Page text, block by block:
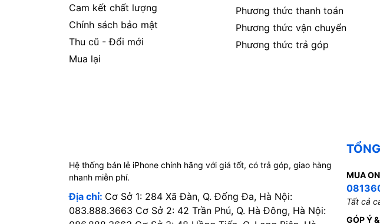
Cam kết chất lượng
Chính sách bảo mật
Thu cũ - Đổi mới
Mua lại
Phương thức thanh toán
Phương thức vận chuyển
Phương thức trả góp
Hệ thống bán lẻ iPhone chính hãng với giá tốt, có trả góp, giao hàng
nhanh miễn phí.
Địa chỉ: Cơ Sở 1: 284 Xã Đàn, Q. Đống Đa, Hà Nội:
083.888.3663 Cơ Sở 2: 42 Trần Phú, Q. Hà Đông, Hà Nội:
MUA
Tất cả
GÓP Ý